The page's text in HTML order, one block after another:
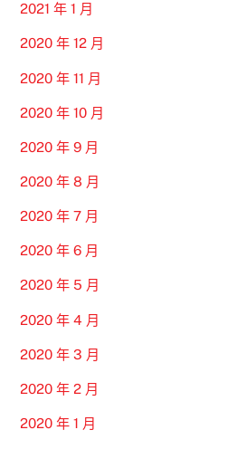
2021 年 1 月
2020 年 12 月
2020 年 11 月
2020 年 10 月
2020 年 9 月
2020 年 8 月
2020 年 7 月
2020 年 6 月
2020 年 5 月
2020 年 4 月
2020 年 3 月
2020 年 2 月
2020 年 1 月